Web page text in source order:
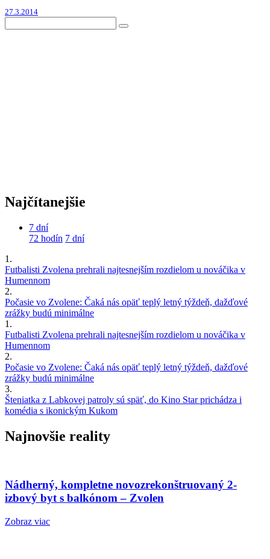
27.3.2014
Najčítanejšie
7 dní
72 hodín 7 dní
1.
Futbalisti Zvolena prehrali najtesnejším rozdielom u nováčika v
Humennom
2.
Počasie vo Zvolene: Čaká nás opäť teplý letný týždeň, dažďové
zrážky budú minimálne
1.
Futbalisti Zvolena prehrali najtesnejším rozdielom u nováčika v
Humennom
2.
Počasie vo Zvolene: Čaká nás opäť teplý letný týždeň, dažďové
zrážky budú minimálne
3.
Šteniatka z Labkovej patroly sú späť, do Kino Star prichádza i
komédia s ikonickým Kukom
Najnovšie reality
Nádherný, kompletne novozrekonštruovaný 2-
izbový byt s balkónom – Zvolen
Zobraz viac